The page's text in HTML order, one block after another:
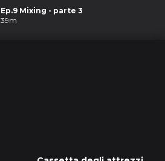
Ep.9 Mixing - parte 3
39m